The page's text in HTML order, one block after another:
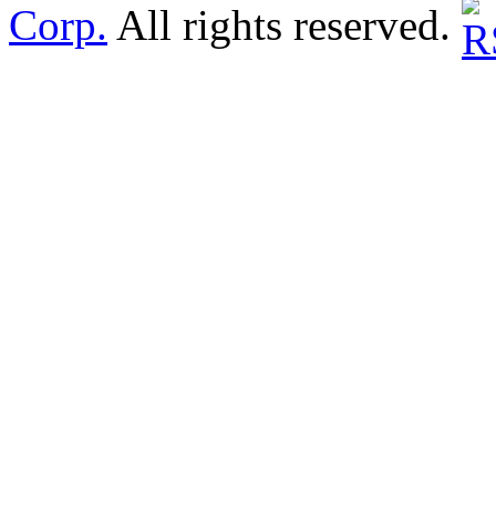
Corp. All rights reserved.